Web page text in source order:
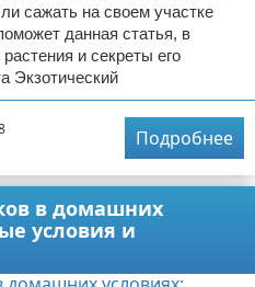
сажать на своем участке
данная статья, в
и секреты его
Экзотический
Подробнее
в домашних
условия и